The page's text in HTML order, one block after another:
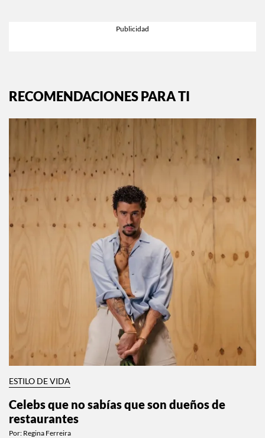
RECOMENDACIONES PARA TI
ESTILO DE VIDA
Celebs que no sabías que son dueños de
restaurantes
Por: Regina Ferreira